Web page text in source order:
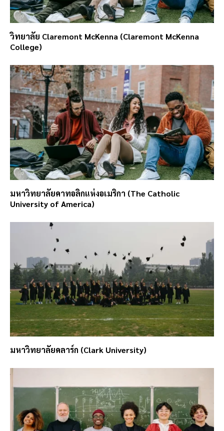
วิทยาลัย Claremont McKenna (Claremont McKenna
College)
มหาวิทยาลัยคาทอลิกแห่งอเมริกา (The Catholic
University of America)
มหาวิทยาลัยคลาร์ก (Clark University)